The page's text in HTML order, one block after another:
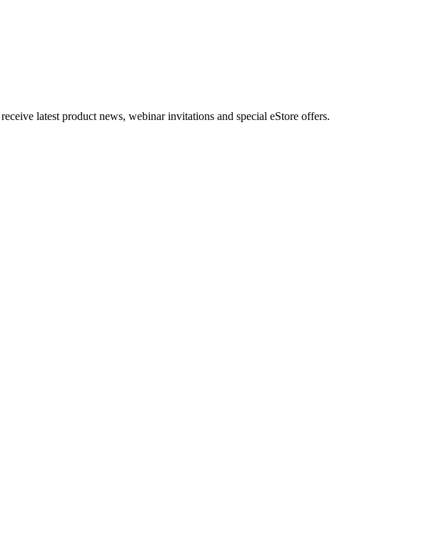
latest product news, webinar invitations and special eStore offers.